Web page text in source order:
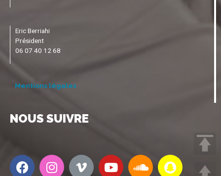
Eric Berriahi
Président
06 07 40 12 68
Mentions légales
NOUS SUIVRE